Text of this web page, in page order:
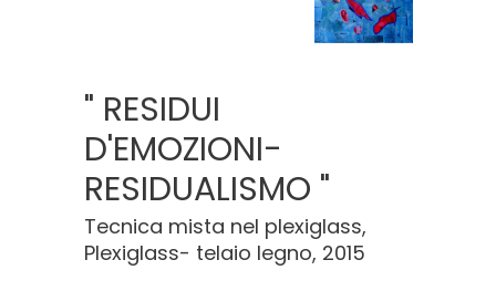
" RESIDUI
D'EMOZIONI-
RESIDUALISMO "
Tecnica mista nel plexiglass,
Plexiglass- telaio legno, 2015